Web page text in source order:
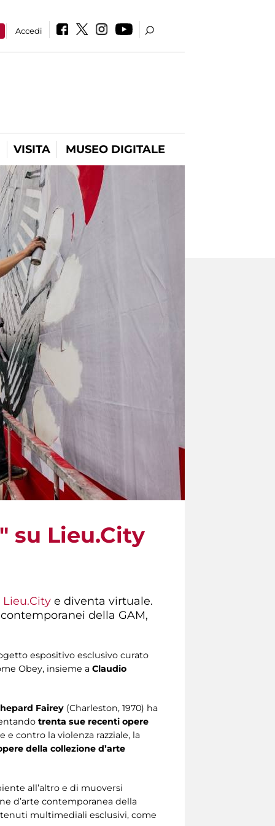
Accedi
VISITA MUSEO DIGITALE
su Lieu.City
Lieu.City e diventa virtuale.
della GAM,
espositivo esclusivo curato
Obey, insieme a Claudio
Fairey (Charleston, 1970) ha
trenta sue recenti opere
contro la violenza razziale, la
della collezione d’arte
all’altro e di muoversi
d’arte contemporanea della
multimediali esclusivi, come